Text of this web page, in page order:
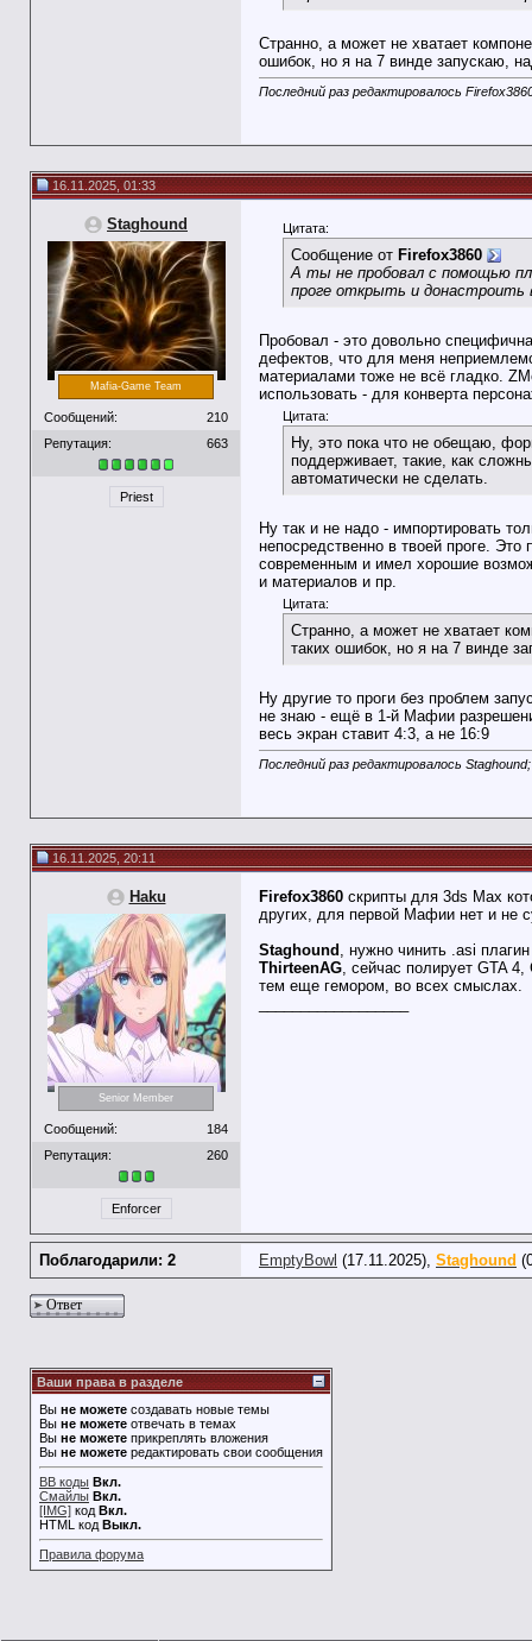
Странно, а может не хватает
ошибок, но я на 7 винде запускаю,
Последний раз редактировалось
16.11.2025, 01:33
Staghound
Mafia-Game Team
Сообщений:
210
Репутация:
663
Priest
Цитата:
Сообщение от Firefox3860
А ты не пробовал с помощью
проге открыть и донастроить
Пробовал - это довольно
дефектов, что для меня
материалами тоже не всё гладко.
использовать - для конверта
Цитата:
Ну, это пока что не обещаю,
поддерживает, такие, как
автоматически не сделать.
Ну так и не надо - импортировать
непосредственно в твоей проге.
современным и имел хорошие
и материалов и пр.
Цитата:
Странно, а может не хватает
таких ошибок, но я на 7 винде
Ну другие то проги без проблем
не знаю - ещё в 1-й Мафии
весь экран ставит 4:3, а не 16:9
Последний раз редактировалось
16.11.2025, 20:11
Haku
Senior Member
Сообщений:
184
Репутация:
260
Enforcer
Firefox3860 скрипты для 3ds Max
других, для первой Мафии нет и не
Staghound , нужно чинить .asi
ThirteenAG, сейчас полирует GTA
тем еще гемором, во всех смыслах.
Поблагодарили: 2 EmptyBowl (17.11.2025), Staghound
Ответ
Ваши права в разделе
Вы не можете создавать новые темы
Вы не можете отвечать в темах
Вы не можете прикреплять вложения
Вы не можете редактировать свои сообщения
BB коды Вкл.
Смайлы Вкл.
[IMG] код Вкл.
HTML код Выкл.
Правила форума